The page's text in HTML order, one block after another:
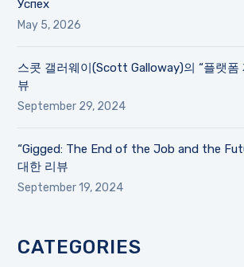
Успех
May 5, 2026
스콧 갤러웨이(Scott Galloway)의 “플랫폼
뷰
September 29, 2024
“Gigged: The End of the Job and the
대한 리뷰
September 19, 2024
CATEGORIES